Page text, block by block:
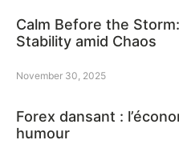
Calm Before the
Stability amid Chaos
November 30, 2025
Forex dansant :
humour